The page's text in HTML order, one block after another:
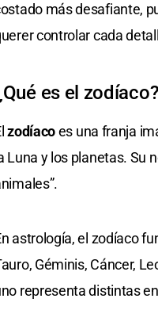
más desafiante,
controlar cada
es el zodíaco?
zodíacoes una franja
Luna y los planetas. Su
astrología, el zodíaco
Géminis, Cáncer,
representa distintas